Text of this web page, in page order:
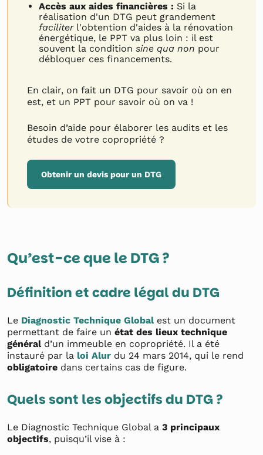
Accès aux aides financières : Si la
réalisation d'un DTG peut grandement
faciliterl'obtention d'aides à la rénovation
énergétique, le PPT va plus loin : il est
souvent la condition sine qua non pour
débloquer ces financements.
En clair, on fait un DTG pour savoir où on en
est, et un PPT pour savoir où on va !
Besoin d’aide pour élaborer les audits et les
études de votre copropriété ?
Obtenir un devis pour un DTG
Qu’est-ce que le DTG ?
Définition et cadre légal du DTG
Le Diagnostic Technique Globalest un document
permettant de faire un état des lieux technique
générald’un immeuble en copropriété. Il a été
instauré par la loi Alur du 24 mars 2014, qui le rend
obligatoire dans certains cas de figure.
Quels sont les objectifs du DTG ?
Le Diagnostic Technique Global a 3 principaux
objectifs, puisqu’il vise à :